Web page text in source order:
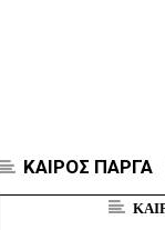
ΚΑΙΡΟΣ ΠΑΡΓΑ